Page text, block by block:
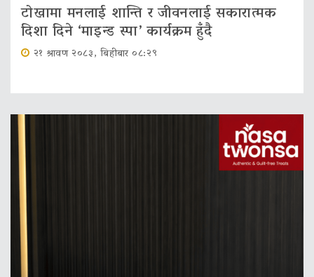
टोखामा मनलाई शान्ति र जीवनलाई सकारात्मक
दिशा दिने ‘माइन्ड स्पा’ कार्यक्रम हुँदै
२१ श्रावण २०८३, बिहीबार ०८:२९